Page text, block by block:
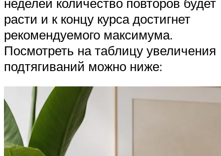
расти и к концу курса достигнет
рекомендуемого максимума.
Посмотреть на таблицу увеличения
подтягиваний можно ниже: